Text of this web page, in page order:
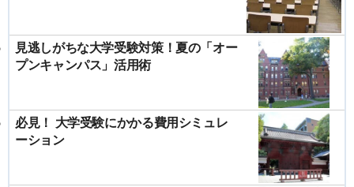
見逃しがちな大学受験対策！夏の「オー
プンキャンパス」活用術
必見！ 大学受験にかかる費用シミュレ
ーション